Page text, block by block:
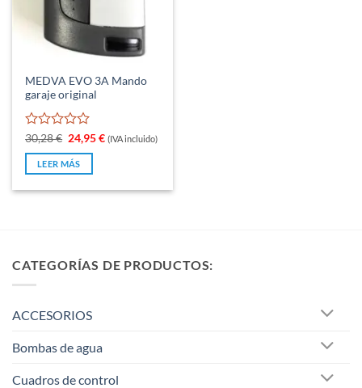
MEDVA EVO 3A Mando
garaje original
Valorado
con
de
5
30,28€ El
precio
original
era:
24,95€El
precio
(IVA incluido)
LEER MÁS
CATEGORÍAS DE PRODUCTOS:
ACCESORIOS
Bombas de agua
Cuadros de control